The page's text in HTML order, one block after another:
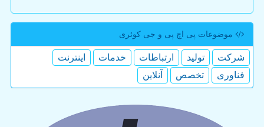
موضوعات پی اچ پی و جی كوئری
شركت تولید ارتباطات خدمات
اینترنت
فناوری
تخصص آنلاین